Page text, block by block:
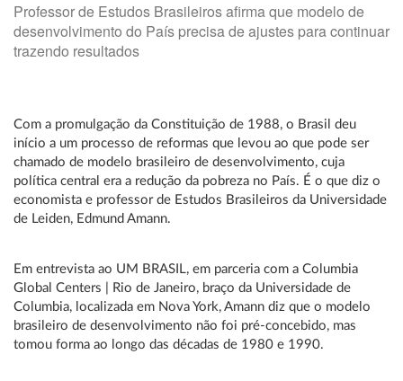
Professor de Estudos Brasileiros afirma que modelo de
desenvolvimento do País precisa de ajustes para continuar
trazendo resultados
Com a promulgação da Constituição de 1988, o Brasil deu
início a um processo de reformas que levou ao que pode ser
chamado de modelo brasileiro de desenvolvimento, cuja
política central era a redução da pobreza no País. É o que diz o
economista e professor de Estudos Brasileiros da Universidade
de Leiden, Edmund Amann.
Em entrevista ao UM BRASIL, em parceria com a Columbia
Global Centers | Rio de Janeiro, braço da Universidade de
Columbia, localizada em Nova York, Amann diz que o modelo
brasileiro de desenvolvimento não foi pré-concebido, mas
tomou forma ao longo das décadas de 1980 e 1990.